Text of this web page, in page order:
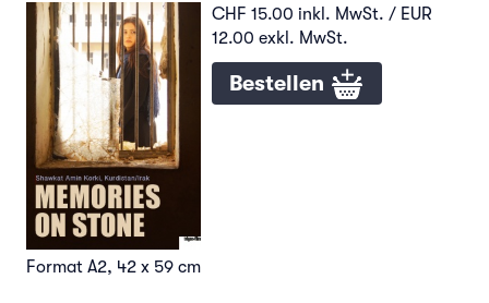
CHF 15.00 inkl. MwSt. / EUR
12.00 exkl. MwSt.
Bestellen
Format A2, 42 x 59 cm